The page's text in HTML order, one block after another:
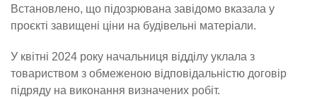
Встановлено, що підозрювана завідомо вказала у
проєкті завищені ціни на будівельні матеріали.
У квітні 2024 року начальниця відділу уклала з
товариством з обмеженою відповідальністю договір
підряду на виконання визначених робіт.